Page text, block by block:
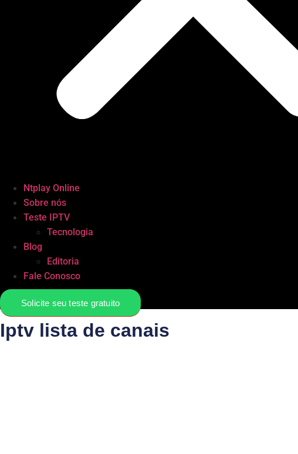
Ntplay Online
Sobre nós
Teste IPTV
Tecnologia
Blog
Editoria
Fale Conosco
Solicite seu teste gratuito
Iptv lista de canais